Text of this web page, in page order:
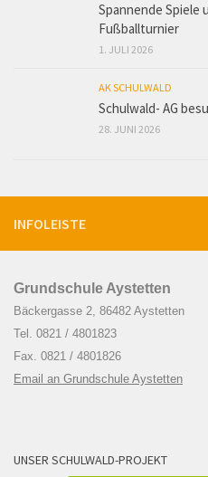
Spannende Spiele
Fußballturnier
1. JULI 2026
AK SCHULWALD
Schulwald- AG
28. JUNI 2026
INFOLEISTE
Grundschule Aystetten
Bäckergasse 2, 86482 Aystetten
Tel. 0821 / 4801823
Fax. 0821 / 4801826
Email an Grundschule Aystetten
UNSER SCHULWALD-PROJEKT